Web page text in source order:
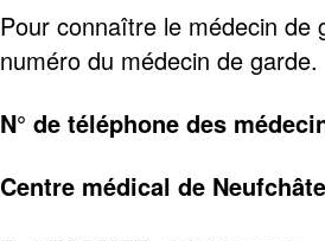
Pour connaître le médecin de
numéro du médecin de garde.
N° de téléphone des
Centre médical de